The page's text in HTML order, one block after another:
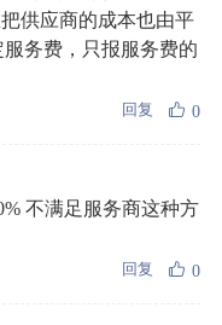
供应商的成本也由平
务费，只报服务费的
回复 0
不满足服务商这种方
回复 0